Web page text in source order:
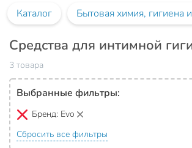
Каталог Бытовая химия, гигиена
Средства для интимной
3 товара
Выбранные фильтры:
Бренд: Evo
Сбросить все фильтры